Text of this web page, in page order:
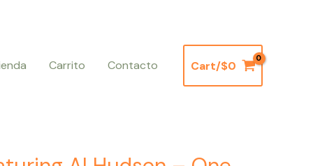
Carrito Contacto Cart/$0